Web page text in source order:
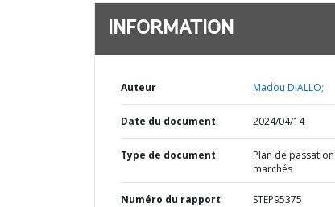
INFORMATION
Auteur Madou DIALLO;
Date du document 2024/04/14
Type de document
Plan de
marchés
Numéro du rapport STEP95375